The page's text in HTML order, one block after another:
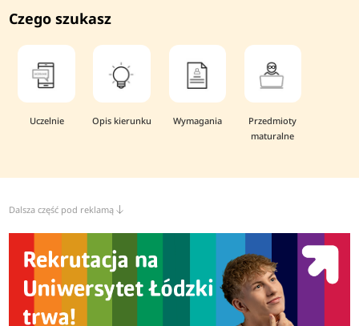
Czego szukasz
Uczelnie Opis kierunku Wymagania
Przedmioty
maturalne
Dalsza część pod reklamą